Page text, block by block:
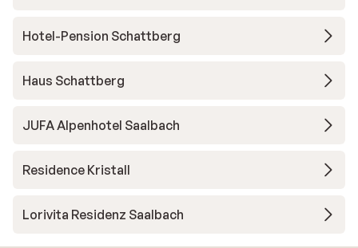
Hotel-Pension Schattberg
Haus Schattberg
JUFA Alpenhotel Saalbach
Residence Kristall
Lorivita Residenz Saalbach